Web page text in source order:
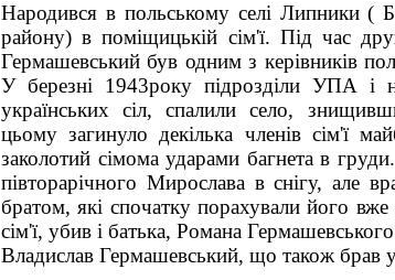
Народився в польському селі Липники (
району) в поміщицькій сім'ї. Під час
Гермашевський був одним з керівників
У березні 1943року підрозділи УПА і
українських сіл, спалили село,
цьому загинуло декілька членів сім'ї
заколотий сімома ударами багнета в
півторарічного Мирослава в снігу, але
братом, які спочатку порахували його
сім'ї, убив і батька, Романа
Владислав Гермашевський, що також брав